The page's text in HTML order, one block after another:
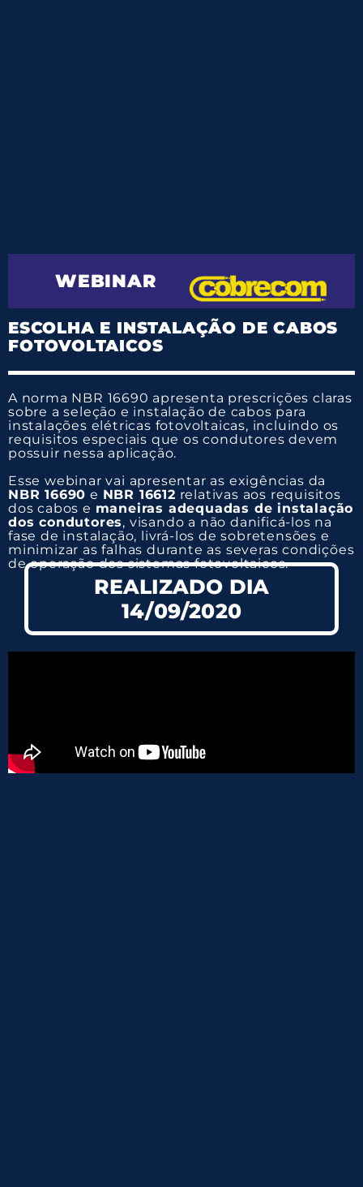
WEBINAR
ESCOLHA E INSTALAÇÃO DE CABOS
FOTOVOLTAICOS
A norma NBR 16690 apresenta prescrições claras
sobre a seleção e instalação de cabos para
instalações elétricas fotovoltaicas, incluindo os
requisitos especiais que os condutores devem
possuir nessa aplicação.
Esse webinar vai apresentar as exigências da
NBR 16690 e NBR 16612 relativas aos requisitos
dos cabos e maneiras adequadas de instalação
dos condutores, visando a não danificá-los na
fase de instalação, livrá-los de sobretensões e
minimizar as falhas durante as severas condições
de operação dos sistemas fotovoltaicos.
REALIZADO DIA
14/09/2020